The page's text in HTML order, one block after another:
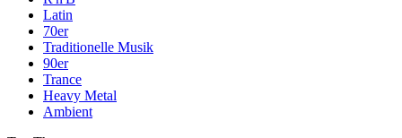
Latin
70er
Traditionelle Musik
90er
Trance
Heavy Metal
Ambient